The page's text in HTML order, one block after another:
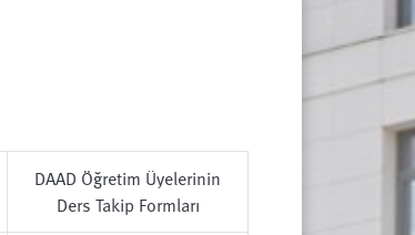
DAAD Öğretim Üyelerinin
Ders Takip Formları